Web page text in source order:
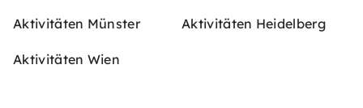
Aktivitäten Münster Aktivitäten Heidelberg
Aktivitäten Wien